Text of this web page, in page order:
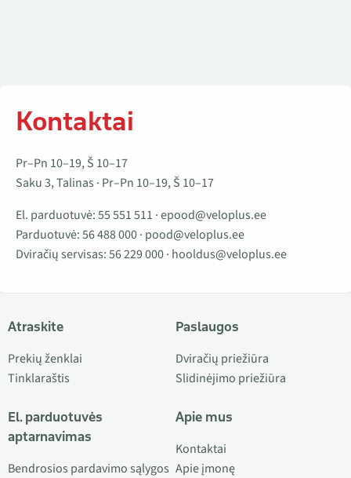
Kontaktai
Pr–Pn 10–19, Š 10–17
Saku 3, Talinas · Pr–Pn 10–19, Š 10–17
El. parduotuvė:55 551 511 ·epood@veloplus.ee
Parduotuvė:56 488 000· pood@veloplus.ee
Dviračių servisas:56 229 000· hooldus@veloplus.ee
Atraskite
Prekių ženklai
Tinklaraštis
El. parduotuvės
aptarnavimas
Bendrosios pardavimo sąlygos
Paslaugos
Dviračių priežiūra
Slidinėjimo priežiūra
Apie mus
Kontaktai
Apie įmonę